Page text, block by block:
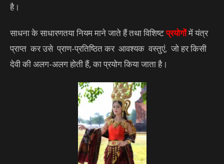
है।
साधना के साधारणतया नियम माने जाते हैं तथा विशिष्टप्रयोगोंमें यंत्र
प्राप्त कर उसे प्राण-प्रतिष्ठित कर आवश्यक वस्तुएं, जो हर किसी
देवी की अलग-अलग होती हैं, का प्रयोग किया जाता है।